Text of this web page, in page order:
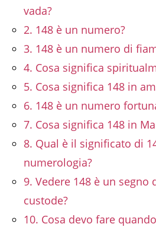
vada?
2. 148 è un numero?
3. 148 è un numero di
4. Cosa significa
5. Cosa significa 148 in
6. 148 è un numero
7. Cosa significa 148 in
8. Qual è il significato di
numerologia?
9. Vedere 148 è un segno
custode?
10. Cosa devo fare